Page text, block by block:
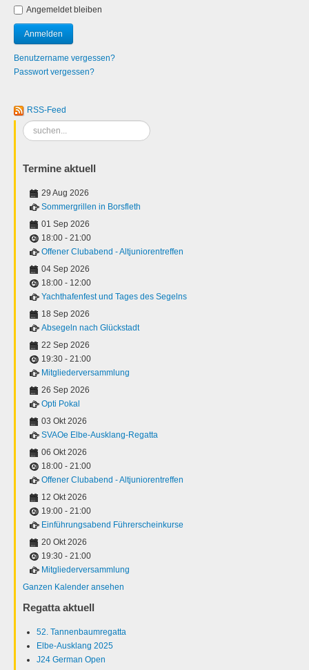
Angemeldet bleiben
Benutzername vergessen?
Passwort vergessen?
RSS-Feed
Suchen
...
Termine aktuell
29 Aug 2026
Sommergrillen in Borsfleth
01 Sep 2026
18:00 - 21:00
Offener Clubabend - Altjuniorentreffen
04 Sep 2026
18:00 - 12:00
Yachthafenfest und Tages des Segelns
18 Sep 2026
Absegeln nach Glückstadt
22 Sep 2026
19:30 - 21:00
Mitgliederversammlung
26 Sep 2026
Opti Pokal
03 Okt 2026
SVAOe Elbe-Ausklang-Regatta
06 Okt 2026
18:00 - 21:00
Offener Clubabend - Altjuniorentreffen
12 Okt 2026
19:00 - 21:00
Einführungsabend Führerscheinkurse
20 Okt 2026
19:30 - 21:00
Mitgliederversammlung
Ganzen Kalender ansehen
Regatta aktuell
52. Tannenbaumregatta
Elbe-Ausklang 2025
J24 German Open